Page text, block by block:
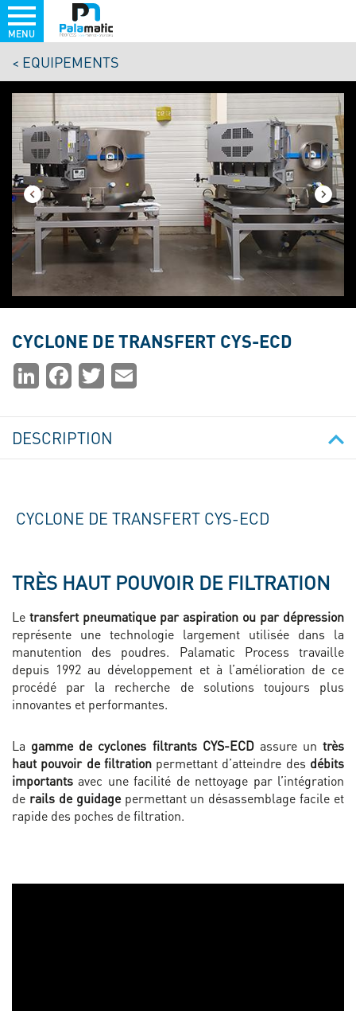
au
contenu
principal
MENU
EQUIPEMENTS
CYCLONE DE TRANSFERT CYS-ECD
PartagerLinkedInFacebookTwitter
DESCRIPTION
CYCLONE DE TRANSFERT CYS-ECD
TRÈS HAUT POUVOIR DE FILTRATION
Le transfert pneumatique par aspiration ou par dépression
représente une technologie largement utilisée dans la
manutention des poudres. Palamatic Process travaille
depuis 1992 au développement et à l’amélioration de ce
procédé par la recherche de solutions toujours plus
innovantes et performantes.
La gamme de cyclones filtrants CYS-ECDassure un très
haut pouvoir de filtration permettant d’atteindre des débits
importants avec une facilité de nettoyage par l’intégration
de rails de guidagepermettant un désassemblage facile et
rapide des poches de filtration.